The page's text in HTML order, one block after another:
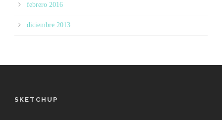
febrero 2016
diciembre 2013
SKETCHUP